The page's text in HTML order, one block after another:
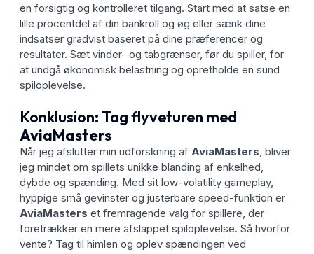
en forsigtig og kontrolleret tilgang. Start med at satse en
lille procentdel af din bankroll og øg eller sænk dine
indsatser gradvist baseret på dine præferencer og
resultater. Sæt vinder- og tabgrænser, før du spiller, for
at undgå økonomisk belastning og opretholde en sund
spiloplevelse.
Konklusion: Tag flyveturen med
AviaMasters
Når jeg afslutter min udforskning afAviaMasters, bliver
jeg mindet om spillets unikke blanding af enkelhed,
dybde og spænding. Med sit low-volatility gameplay,
hyppige små gevinster og justerbare speed-funktion er
AviaMasters et fremragende valg for spillere, der
foretrækker en mere afslappet spiloplevelse. Så hvorfor
vente? Tag til himlen og oplev spændingen ved